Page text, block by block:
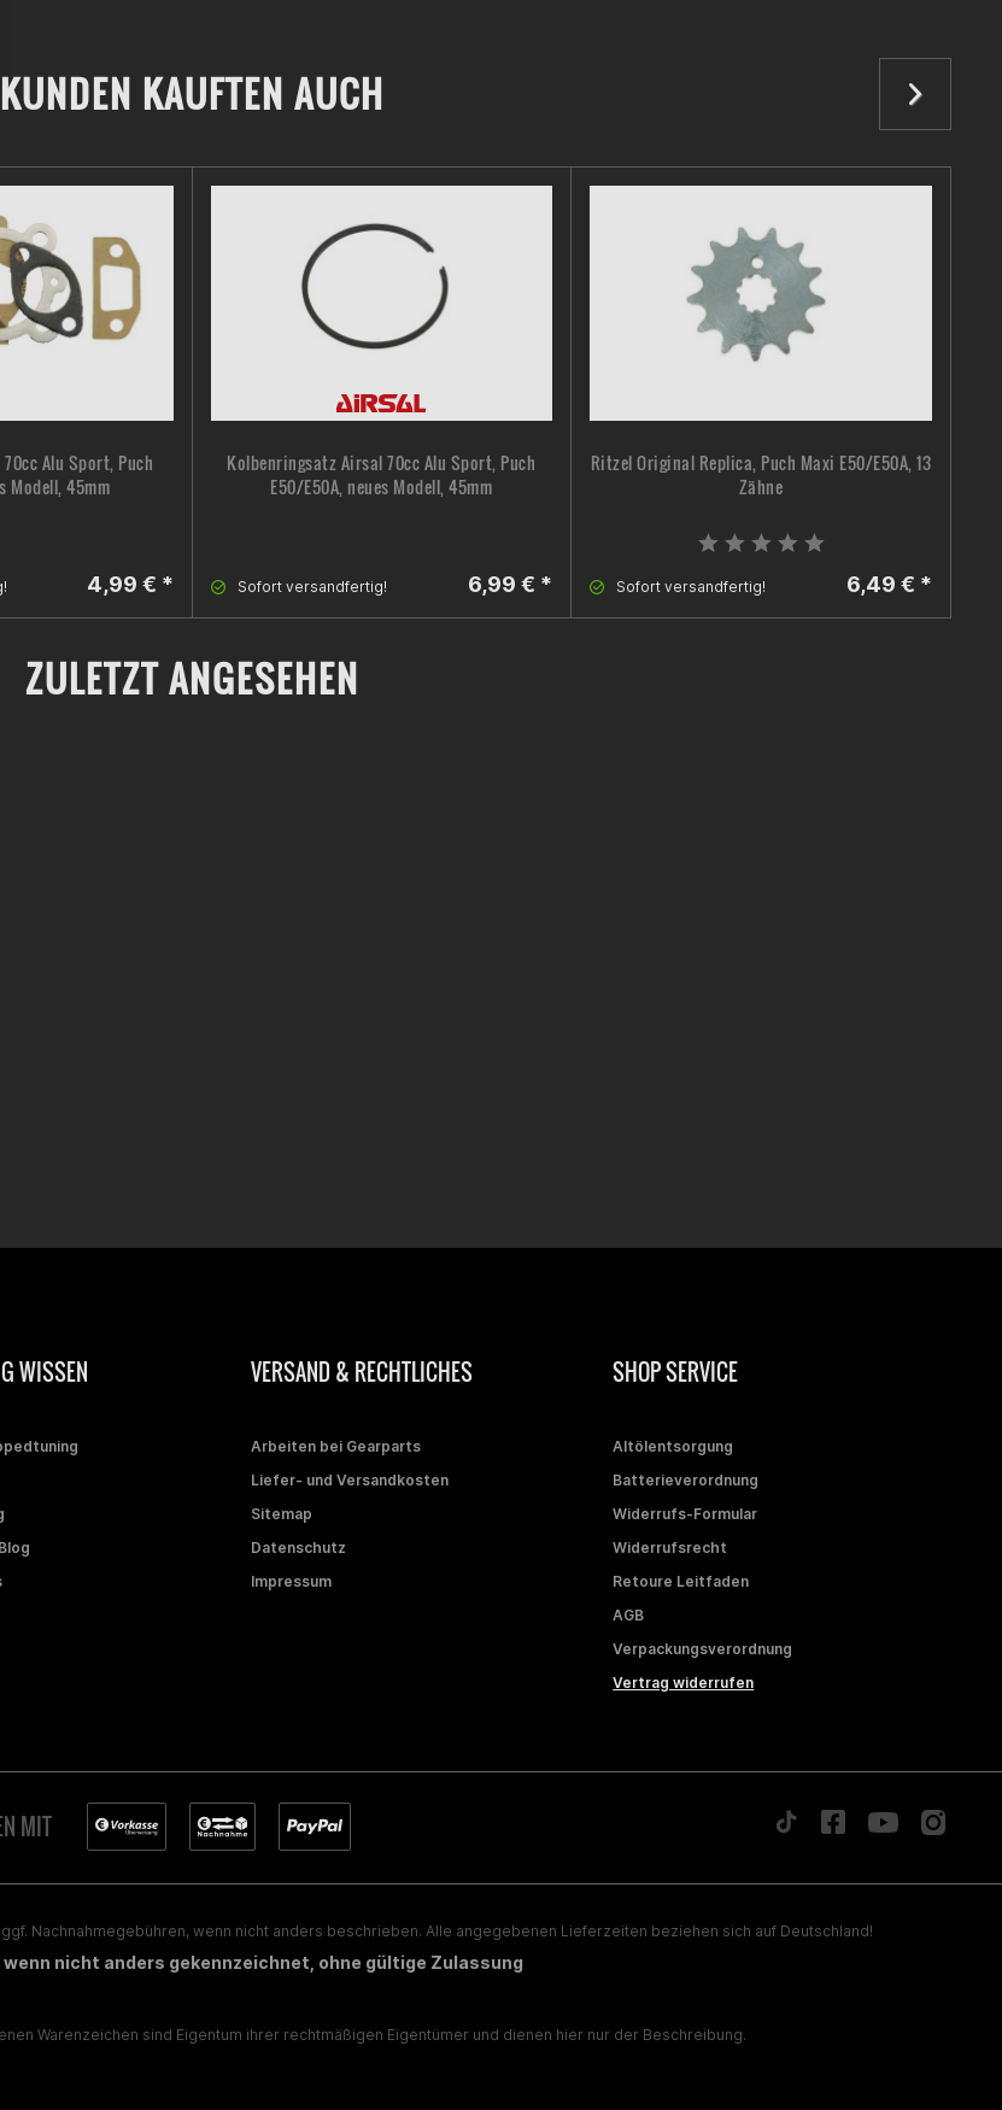
KUNDEN KAUFTEN AUCH
Alu Sport, Puch
Modell, 45mm
4,99 € *
Kolbenringsatz Airsal 70cc Alu Sport, Puch
E50/E50A, neues Modell, 45mm
Sofort versandfertig! 6,99 € *
Ritzel Original Replica, Puch Maxi E50/E50A, 13
Zähne
Sofort versandfertig! 6,49 € *
ZULETZT ANGESEHEN
WISSEN VERSAND & RECHTLICHES
Arbeiten bei Gearparts
Liefer- und Versandkosten
Sitemap
Datenschutz
Impressum
SHOP SERVICE
Altölentsorgung
Batterieverordnung
Widerrufs-Formular
Widerrufsrecht
Retoure Leitfaden
AGB
Verpackungsverordnung
Vertrag widerrufen
MIT
Nachnahmegebühren, wenn nicht anders beschrieben. Alle angegebenen Lieferzeiten beziehen sich auf Deutschland!
nicht anders gekennzeichnet, ohne gültige Zulassung
Warenzeichen sind Eigentum ihrer rechtmäßigen Eigentümer und dienen hier nur der Beschreibung.